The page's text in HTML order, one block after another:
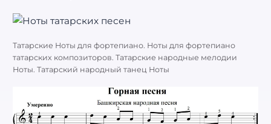
Татарские Ноты для фортепиано. Ноты для фортепиано
татарских композиторов. Татарские народные мелодии
Ноты. Татарский народный танец Ноты